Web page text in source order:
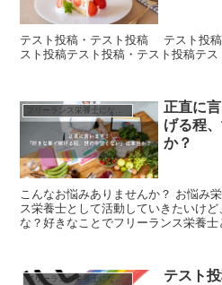
テスト投稿・テスト投稿 テスト投稿・テスト投稿 テスト投稿・テ
スト投稿テスト投稿・テスト投稿テ
正直に
げる程
か？
こんなお悩みありませんか？ お悩み栄養士 好きなことでフリーラン
ス栄養士として活動していきたいけ
な？好きなことでフリーランス栄養
フリーランス栄養士になるには テスト